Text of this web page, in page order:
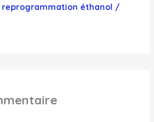
reprogrammation éthanol /